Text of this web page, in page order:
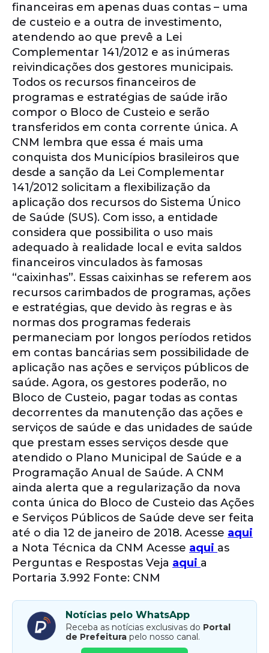
financeiras em apenas duas contas – uma
de custeio e a outra de investimento,
atendendo ao que prevê a Lei
Complementar 141/2012 e as inúmeras
reivindicações dos gestores municipais.
Todos os recursos financeiros de
programas e estratégias de saúde irão
compor o Bloco de Custeio e serão
transferidos em conta corrente única. A
CNM lembra que essa é mais uma
conquista dos Municípios brasileiros que
desde a sanção da Lei Complementar
141/2012 solicitam a flexibilização da
aplicação dos recursos do Sistema Único
de Saúde (SUS). Com isso, a entidade
considera que possibilita o uso mais
adequado à realidade local e evita saldos
financeiros vinculados às famosas
“caixinhas”. Essas caixinhas se referem aos
recursos carimbados de programas, ações
e estratégias, que devido às regras e às
normas dos programas federais
permaneciam por longos períodos retidos
em contas bancárias sem possibilidade de
aplicação nas ações e serviços públicos de
saúde. Agora, os gestores poderão, no
Bloco de Custeio, pagar todas as contas
decorrentes da manutenção das ações e
serviços de saúde e das unidades de saúde
que prestam esses serviços desde que
atendido o Plano Municipal de Saúde e a
Programação Anual de Saúde. A CNM
ainda alerta que a regularização da nova
conta única do Bloco de Custeio das Ações
e Serviços Públicos de Saúde deve ser feita
até o dia 12 de janeiro de 2018. Acesse aqui
a Nota Técnica da CNM Acesse aqui as
Perguntas e Respostas Veja aqui a
Portaria 3.992 Fonte: CNM
Notícias pelo WhatsApp
Receba as notícias exclusivas do Portal
de Prefeitura pelo nosso canal.